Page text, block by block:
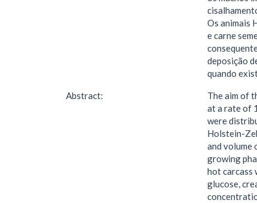
Os animais
e carne
deposição
quando
Abstract:
The aim of
at a rate of
were
Holstein-
and volume
growing
hot carcass
glucose,